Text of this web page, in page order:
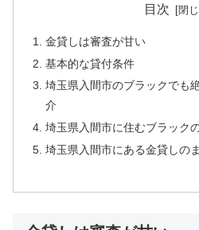
目次
金貸しは審査が甘い
基本的な貸付条件
埼玉県入間市のブラックでも
介
埼玉県入間市に住むブラック
埼玉県入間市にある金貸しの